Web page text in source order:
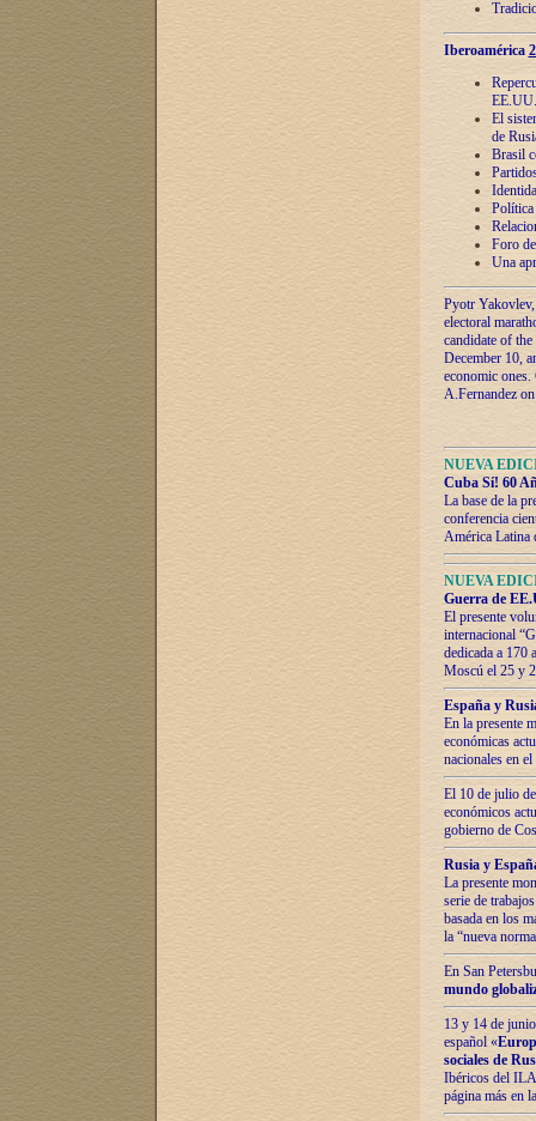
Iberoamérica
EE.UU.
El
de
Brasil
Política
Foro
Una
Pyotr
electoral
candidate of
December 10,
economic
A.Fernandez
NUEVA
Cuba Sí! 60
La base de la
conferencia
América Latina
NUEVA
Guerra de
El presente
internacional
dedicada a 170
Moscú el 25 y
España y
En la presente
económicas
nacionales en
El 10 de julio
económicos
gobierno de
Rusia y
La presente
serie de
basada en los
la “nueva
En San
mundo
13 y 14 de
español «
sociales de
Ibéricos del ILA
página más en